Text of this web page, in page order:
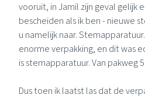
vooruit, in Jamil zijn geval gelijk
bescheiden als ik ben - nieuwe
u namelijk naar.
enorme verpakking, en dit was
is stemapparatuur. Van pakweg
Dus toen ik laatst las dat de